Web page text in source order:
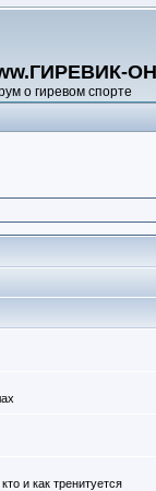
о гиревом спорте
и как тренитуется